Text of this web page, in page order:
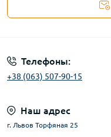
Телефоны:
+38 (063) 507-90-15
Наш адрес
г. Львов Торфяная 25